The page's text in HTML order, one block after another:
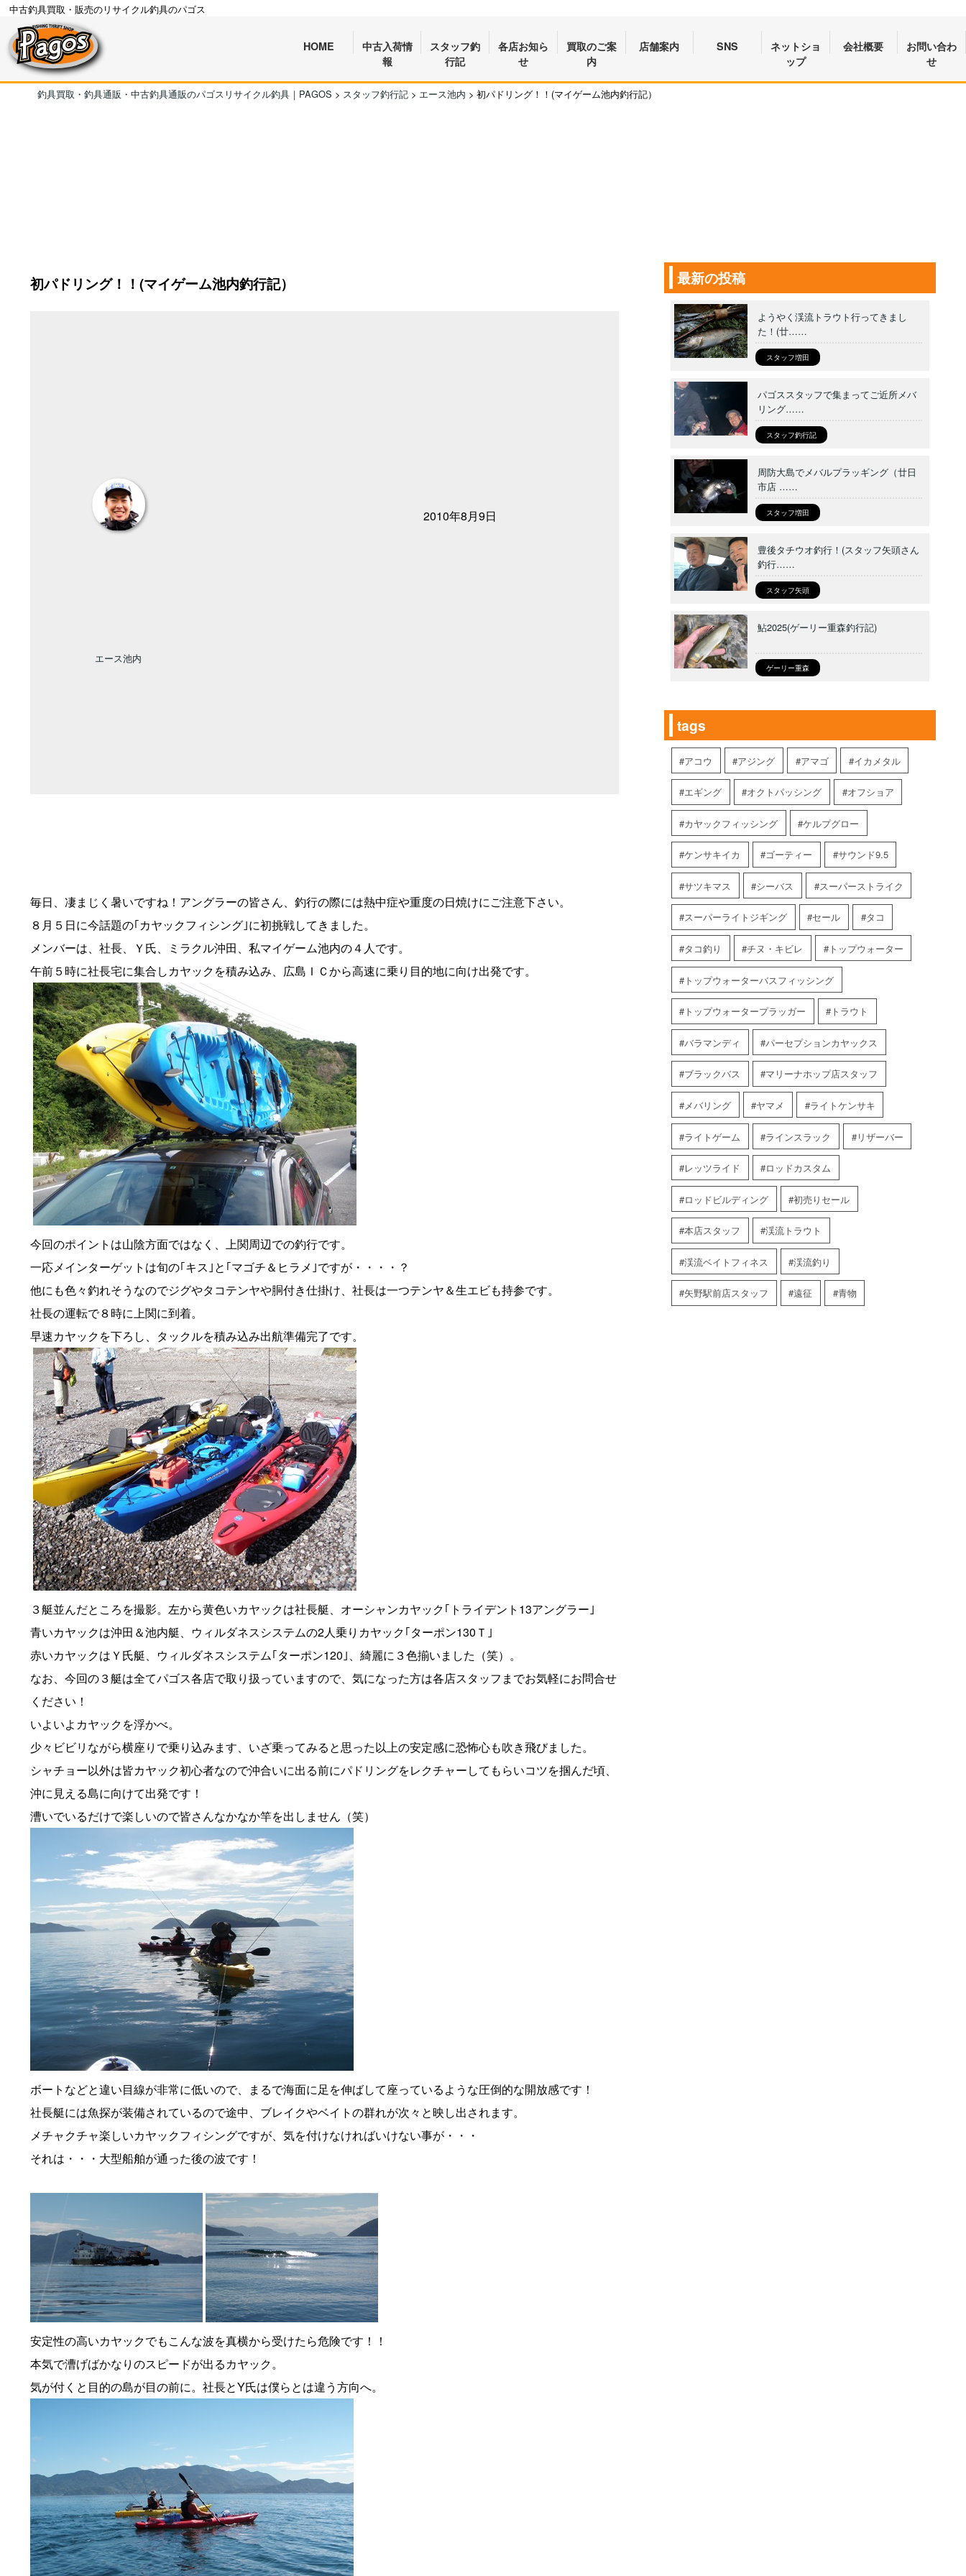
中古釣具買取・販売のリサイクル釣具のパゴス
HOME
中古入荷情
報
スタッフ釣
行記
各店お知ら
せ
買取のご案
内
店舗案内 SNS
ネットショ
ップ
会社概要
お問い合わ
せ
釣具買取・釣具通販・中古釣具通販のパゴスリサイクル釣具｜PAGOS > スタッフ釣行記 > エース池内 > 初パドリング！！(マイゲーム池内釣行記）
初パドリング！！(マイゲーム池内釣行記）
エース池内
2010年8月9日
毎日、凄まじく暑いですね！アングラーの皆さん、釣行の際には熱中症や重度の日焼けにご注意下さい。
８月５日に今話題の｢カヤックフィシング｣に初挑戦してきました。
メンバーは、社長、Ｙ氏、ミラクル沖田、私マイゲーム池内の４人です。
午前５時に社長宅に集合しカヤックを積み込み、広島ＩＣから高速に乗り目的地に向け出発です。
今回のポイントは山陰方面ではなく、上関周辺での釣行です。
一応メインターゲットは旬の｢キス｣と｢マゴチ＆ヒラメ｣ですが・・・・？
他にも色々釣れそうなのでジグやタコテンヤや胴付き仕掛け、社長は一つテンヤ＆生エビも持参です。
社長の運転で８時に上関に到着。
早速カヤックを下ろし、タックルを積み込み出航準備完了です。
３艇並んだところを撮影。左から黄色いカヤックは社長艇、オーシャンカヤック｢トライデント13アングラー｣
青いカヤックは沖田＆池内艇、ウィルダネスシステムの2人乗りカヤック｢ターポン130Ｔ｣
赤いカヤックはＹ氏艇、ウィルダネスシステム｢ターポン120｣、綺麗に３色揃いました（笑）。
なお、今回の３艇は全てパゴス各店で取り扱っていますので、気になった方は各店スタッフまでお気軽にお問合せ
ください！
いよいよカヤックを浮かべ。
少々ビビリながら横座りで乗り込みます、いざ乗ってみると思った以上の安定感に恐怖心も吹き飛びました。
シャチョー以外は皆カヤック初心者なので沖合いに出る前にパドリングをレクチャーしてもらいコツを掴んだ頃、
沖に見える島に向けて出発です！
漕いでいるだけで楽しいので皆さんなかなか竿を出しません（笑）
ボートなどと違い目線が非常に低いので、まるで海面に足を伸ばして座っているような圧倒的な開放感です！
社長艇には魚探が装備されているので途中、ブレイクやベイトの群れが次々と映し出されます。
メチャクチャ楽しいカヤックフィシングですが、気を付けなければいけない事が・・・
それは・・・大型船舶が通った後の波です！
安定性の高いカヤックでもこんな波を真横から受けたら危険です！！
本気で漕げばかなりのスピードが出るカヤック。
気が付くと目的の島が目の前に。社長とY氏は僕らとは違う方向へ。
最新の投稿
ようやく渓流トラウト行ってきまし
た！(廿……
スタッフ増田
パゴススタッフで集まってご近所メバ
リング……
スタッフ釣行記
周防大島でメバルプラッギング（廿日
市店 ……
スタッフ増田
豊後タチウオ釣行！(スタッフ矢頭さん
釣行……
スタッフ矢頭
鮎2025(ゲーリー重森釣行記)
ゲーリー重森
tags
アコウ アジング アマゴ イカメタル
エギング オクトパッシング オフショア
カヤックフィッシング ケルプグロー
ケンサキイカ ゴーティー サウンド9.5
サツキマス シーバス スーパーストライク
スーパーライトジギング セール タコ
タコ釣り チヌ・キビレ トップウォーター
トップウォーターバスフィッシング
トップウォータープラッガー トラウト
バラマンディ パーセプションカヤックス
ブラックバス マリーナホップ店スタッフ
メバリング ヤマメ ライトケンサキ
ライトゲーム ラインスラック リザーバー
レッツライド ロッドカスタム
ロッドビルディング 初売りセール
本店スタッフ 渓流トラウト
渓流ベイトフィネス 渓流釣り
矢野駅前店スタッフ 遠征 青物